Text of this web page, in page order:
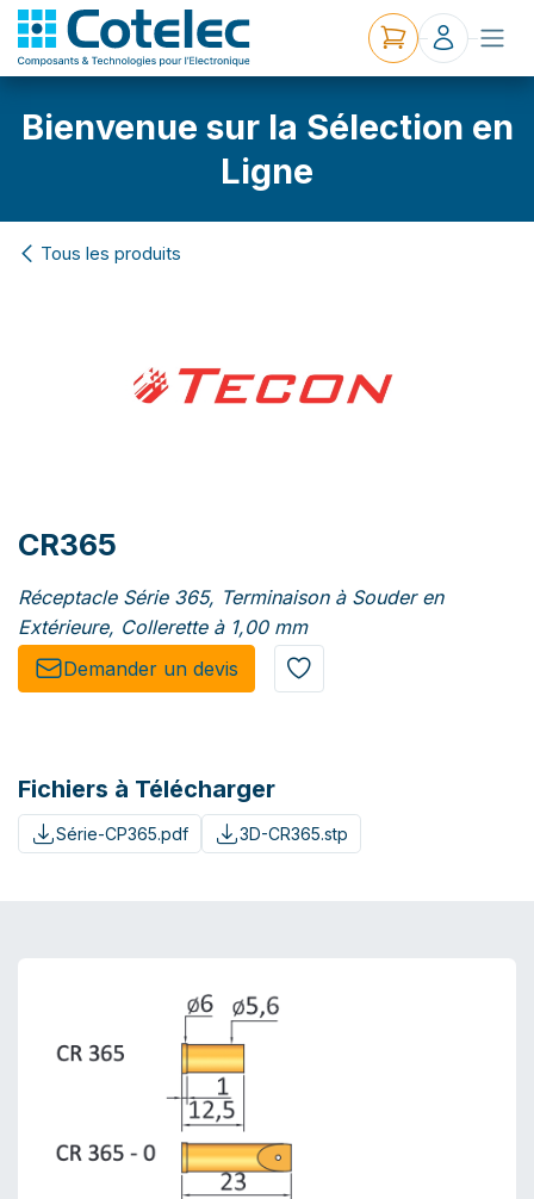
Bienvenue sur la Sélection en
Ligne
Tous les produits
CR365
Réceptacle Série 365, Terminaison à Souder en
Extérieure, Collerette à 1,00 mm
Demander un de​​vis​​
Fichiers à Télécharger
Série-CP365.pdf 3D-CR365.stp